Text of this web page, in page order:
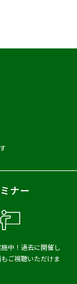
ナー
中！ 過去に開催し
ご視聴いただけま